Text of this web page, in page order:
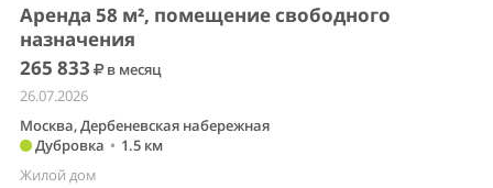
Аренда 58 м², помещение свободного
назначения
265 833
в месяц
26.07.2026
Москва, Дербеневская набережная
Дубровка • 1.5 км
Жилой дом